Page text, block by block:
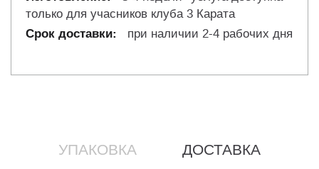
только для учасников клуба 3 Карата
при наличии 2-4 рабочих дня
УПАКОВКА ДОСТАВКА